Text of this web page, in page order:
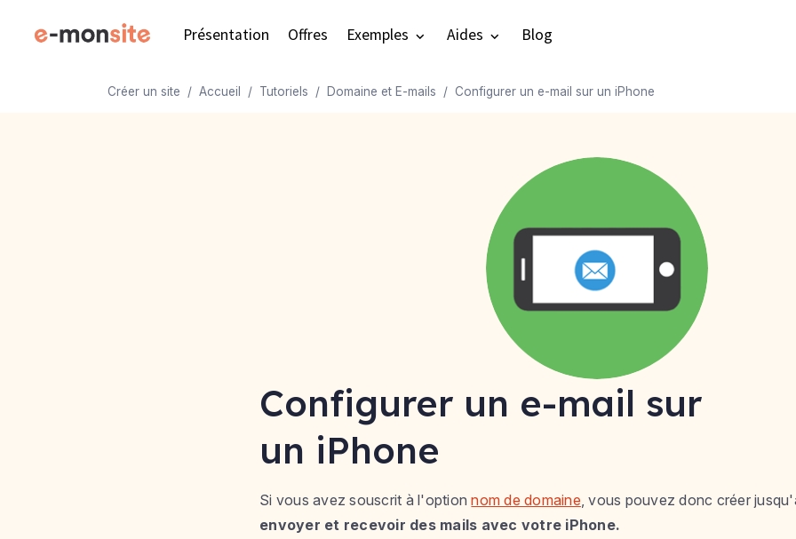
Présentation Offres Exemples Aides Blog
Créer un site Accueil Tutoriels Domaine et E-mails Configurer un e-mail sur un iPhone
Configurer un e-mail sur
un iPhone
Si vous avez souscrit à l'optionnom de domaine, vous pouvez donc créer
envoyer et recevoir des mails avec votre iPhone.